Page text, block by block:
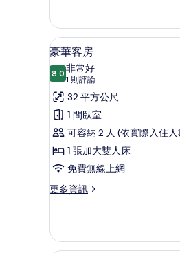
有
相
片
的
詳
情
顯
示
豪
華
客
房
的
所
有
3
豪華客房
8.08.0 分，滿分 10 分
非常好
1 則評論
(1
則
評
論)
32 平方公尺
1 間臥室
可容納 2 人 (依實際入住
1 張加大雙人床
免費無線上網
更多資訊
更
客
房